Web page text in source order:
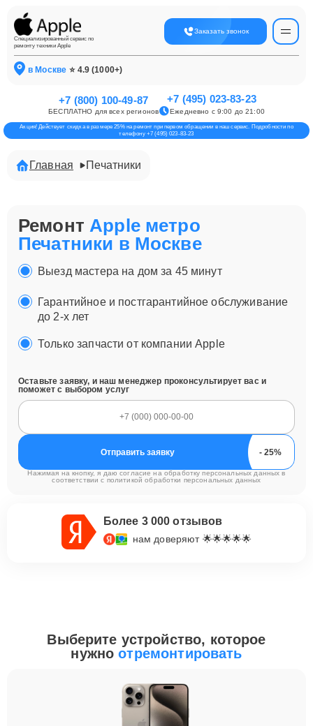
Специализированный сервис по
ремонту техники Apple
Заказать звонок
в Москве ⭐ 4.9 (1000+)
+7 (800) 100-49-87
БЕСПЛАТНО для всех регионов
+7 (495) 023-83-23
Ежедневно с 9:00 до 21:00
Акция! Действует скидка в размере 25% на ремонт при первом обращении в наш сервис. Подробности по
телефону +7 (495) 023-83-23
Главная Печатники
РемонтApple метро
Печатники в Москве
Выезд мастера на дом за 45 минут
Гарантийное и постгарантийное обслуживание
до 2-х лет
Только запчасти от компании Apple
Оставьте заявку, и наш менеджер проконсультирует вас и
поможет с выбором услуг
Отправить заявку
Нажимая на кнопку, я даю согласие на обработку персональных данных в
соответствии с политикой обработки персональных данных
Более 3 000 отзывов
нам доверяют 🌟🌟🌟🌟🌟
Выберите устройство, которое
нужноотремонтировать